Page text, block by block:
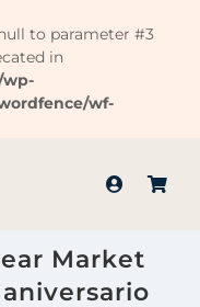
to parameter #3
in
wf-
Market